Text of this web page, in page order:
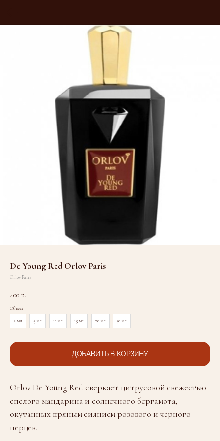
De Young Red Orlov Paris
Orlov Paris
400 р.
Объем
2 мл 5 мл 10 мл 15 мл 20 мл 30 мл
ДОБАВИТЬ В КОРЗИНУ
Orlov De Young Red сверкает цитрусовой свежестью
спелого мандарина и солнечного бергамота,
окутанных пряным сиянием розового и черного
перцев.